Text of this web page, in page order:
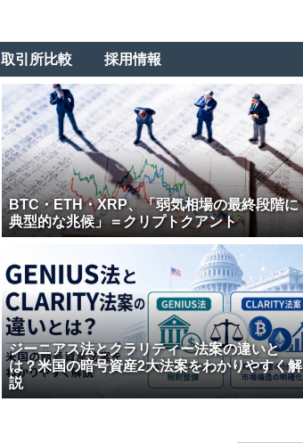
取引所比較 採用情報
BTC・ETH・XRP、「弱気相場の最終段階に
典型的な兆候」＝クリプトクアント
ジーニアス法とクラリティー法案の違いと
は？米国の暗号資産2大法案をわかりやすく解
説